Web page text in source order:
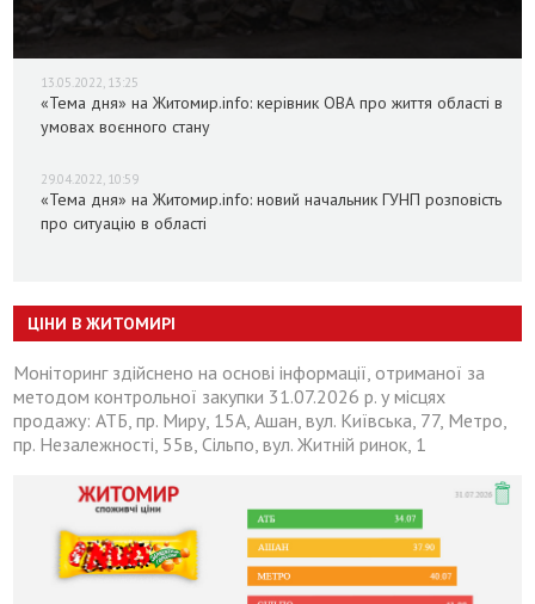
13.05.2022, 13:25
«Тема дня» на Житомир.info: керівник ОВА про життя області в
умовах воєнного стану
29.04.2022, 10:59
«Тема дня» на Житомир.info: новий начальник ГУНП розповість
про ситуацію в області
ЦІНИ В ЖИТОМИРІ
Моніторинг здійснено на основі інформації, отриманої за
методом контрольної закупки 31.07.2026 р. у місцях
продажу: АТБ, пр. Миру, 15А, Ашан, вул. Київська, 77, Метро,
пр. Незалежності, 55в, Сільпо, вул. Житній ринок, 1